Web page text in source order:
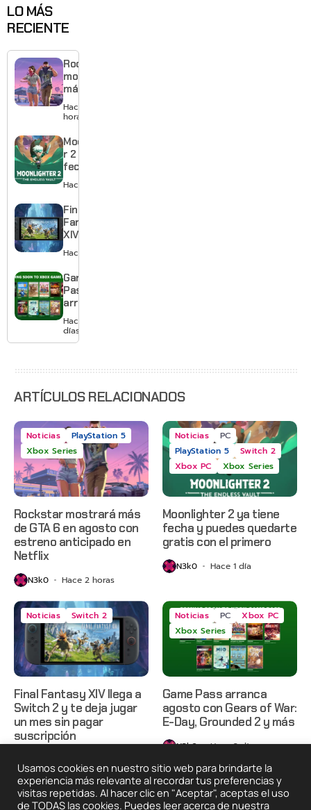
LO MÁS
RECIENTE
Rockstar
mostrará
más de
GTA 6 en
agosto
estreno
anticipado
en Netflix
Hace 2
horas
Moonlighte
r 2 ya tiene
fecha y
puedes
quedarte
gratis con
el primero
Hace 1 día
Final
Fantasy
XIV llega a
Switch 2 y
te deja
jugar un
mes sin
pagar
suscripción
Hace 2 días
Game
Pass
arranca
agosto
con
Gears of
2 y más
Hace 2
días
ARTÍCULOS RELACIONADOS
Noticias
PlayStation 5
Xbox Series
Rockstar mostrará más
de GTA 6 en agosto con
estreno anticipado en
Netflix
N3k0 Hace 2 horas
Noticias
PC
PlayStation 5
Switch 2
Xbox PC
Xbox Series
Moonlighter 2 ya tiene
fecha y puedes quedarte
gratis con el primero
N3k0 Hace 1 día
Noticias Switch 2
Final Fantasy XIV llega a
Switch 2 y te deja jugar
un mes sin pagar
suscripción
Noticias PC
Xbox PC
Xbox Series
Game Pass arranca
agosto con Gears of War:
E-Day, Grounded 2 y más
N3k0 Hace 2 días
Usamos cookies en nuestro sitio web para brindarte la
experiencia más relevante al recordar tus preferencias y
visitas repetidas. Al hacer clic en "Aceptar", aceptas el uso
de TODAS las cookies. Puedes leer acerca de nuestra